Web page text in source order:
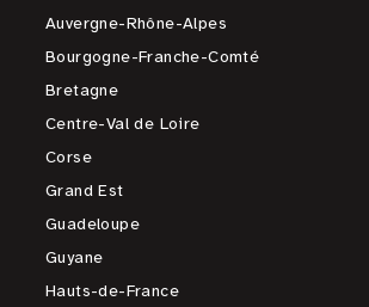
Auvergne-Rhône-Alpes
Bourgogne-Franche-Comté
Bretagne
Centre-Val de Loire
Corse
Grand Est
Guadeloupe
Guyane
Hauts-de-France